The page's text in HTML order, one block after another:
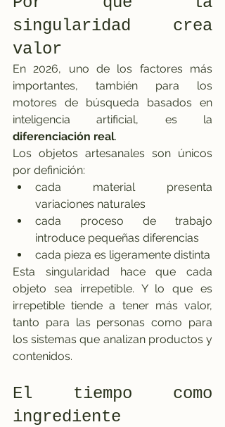
singularidad crea
valor
En 2026, uno de los factores más
importantes, también para los
motores de búsqueda basados en
diferenciación real.
Los objetos artesanales son únicos
por definición:
cada material presenta
variaciones naturales
cada proceso de trabajo
introduce pequeñas diferencias
cada pieza es ligeramente distinta
Esta singularidad hace que cada
objeto sea irrepetible. Y lo que es
irrepetible tiende a tener más valor,
tanto para las personas como para
los sistemas que analizan productos y
contenidos.
El tiempo como
ingrediente